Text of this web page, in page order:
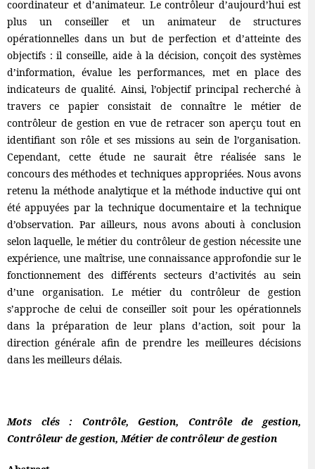
coordinateur et d’animateur. Le contrôleur d’aujourd’hui est
plus un conseiller et un animateur de structures
opérationnelles dans un but de perfection et d’atteinte des
objectifs : il conseille, aide à la décision, conçoit des systèmes
d’information, évalue les performances, met en place des
indicateurs de qualité. Ainsi, l’objectif principal recherché à
travers ce papier consistait de connaître le métier de
contrôleur de gestion en vue de retracer son aperçu tout en
identifiant son rôle et ses missions au sein de l’organisation.
Cependant, cette étude ne saurait être réalisée sans le
concours des méthodes et techniques appropriées. Nous avons
retenu la méthode analytique et la méthode inductive qui ont
été appuyées par la technique documentaire et la technique
d’observation. Par ailleurs, nous avons abouti à conclusion
selon laquelle, le métier du contrôleur de gestion nécessite une
expérience, une maîtrise, une connaissance approfondie sur le
fonctionnement des différents secteurs d’activités au sein
d’une organisation. Le métier du contrôleur de gestion
s’approche de celui de conseiller soit pour les opérationnels
dans la préparation de leur plans d’action, soit pour la
direction générale afin de prendre les meilleures décisions
dans les meilleurs délais.
Mots clés : Contrôle, Gestion, Contrôle de gestion,
Contrôleur de gestion, Métier de contrôleur de gestion